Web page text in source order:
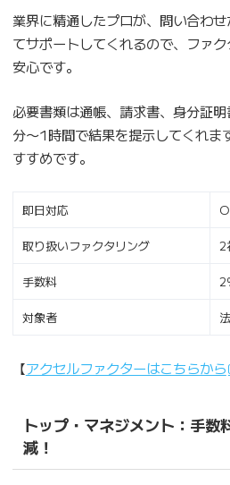
業界に精通したプロが、問い合わ
てサポートしてくれるので、ファ
安心です。
必要書類は通帳、請求書、身分証
分〜1時間で結果を提示してくれま
すすめです。
即日対応
取り扱いファクタリング 2
手数料 2
対象者
【アクセルファクターはこちらから
トップ・マネジメント：手
減！